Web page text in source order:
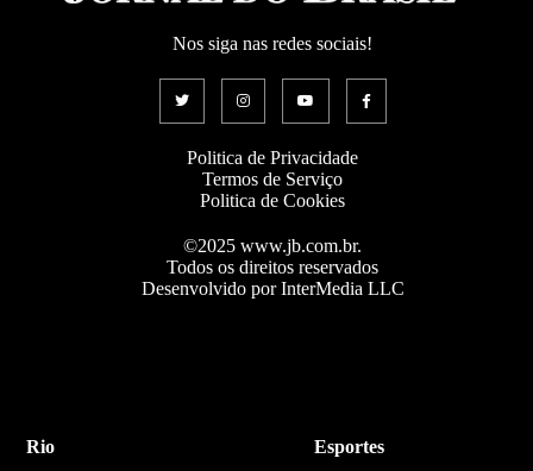
Nos siga nas redes sociais!
Politica de Privacidade
Termos de Serviço
Politica de Cookies
©2025 www.jb.com.br.
Todos os direitos reservados
Desenvolvido por InterMedia LLC
Rio Esportes